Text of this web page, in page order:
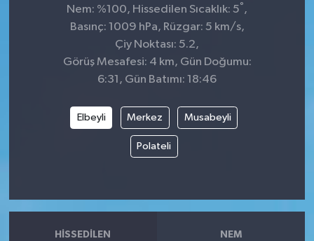
Nem: %100, Hissedilen Sıcaklık: 5° ,
Basınç: 1009 hPa, Rüzgar: 5 km/s,
Çiy Noktası: 5.2,
Görüş Mesafesi: 4 km, Gün Doğumu:
6:31, Gün Batımı: 18:46
Elbeyli Merkez Musabeyli
Polateli
HISSEDILEN NEM